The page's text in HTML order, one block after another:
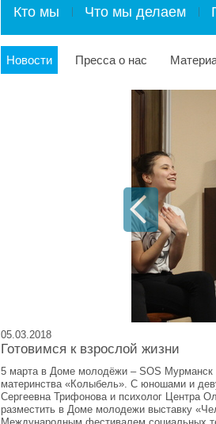
Кто мы Что мы делаем
Новости Пресса о нас
05.03.2018
Готовимся к взрослой жизни
5 марта в Доме молодёжи – SOS Мурманск
материнства «Колыбель». С юношами и
Сергеевна Трифонова и психолог Центра
разместить в Доме молодежи выставку